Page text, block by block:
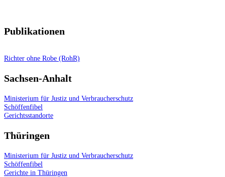
Publikationen
Richter ohne Robe (RohR)
Sachsen-Anhalt
Ministerium für Justiz und Verbraucherschutz
Schöffenfibel
Gerichtsstandorte
Thüringen
Ministerium für Justiz und Verbraucherschutz
Schöffenfibel
Gerichte in Thüringen